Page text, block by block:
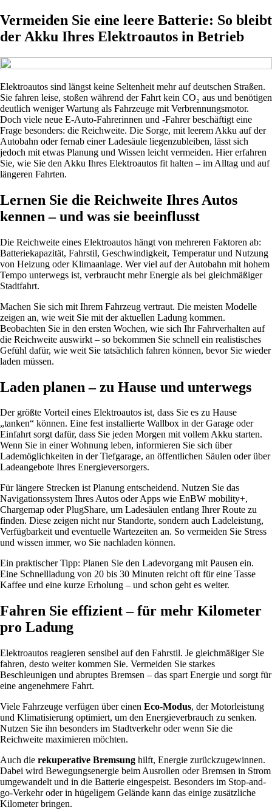
Vermeiden Sie eine leere Batterie: So bleibt
der Akku Ihres Elektroautos in Betrieb
Elektroautos sind längst keine Seltenheit mehr auf deutschen Straßen.
Sie fahren leise, stoßen während der Fahrt kein CO₂ aus und benötigen
deutlich weniger Wartung als Fahrzeuge mit Verbrennungsmotor.
Doch viele neue E-Auto-Fahrerinnen und -Fahrer beschäftigt eine
Frage besonders: die Reichweite. Die Sorge, mit leerem Akku auf der
Autobahn oder fernab einer Ladesäule liegenzubleiben, lässt sich
jedoch mit etwas Planung und Wissen leicht vermeiden. Hier erfahren
Sie, wie Sie den Akku Ihres Elektroautos fit halten – im Alltag und auf
längeren Fahrten.
Lernen Sie die Reichweite Ihres Autos
kennen – und was sie beeinflusst
Die Reichweite eines Elektroautos hängt von mehreren Faktoren ab:
Batteriekapazität, Fahrstil, Geschwindigkeit, Temperatur und Nutzung
von Heizung oder Klimaanlage. Wer viel auf der Autobahn mit hohem
Tempo unterwegs ist, verbraucht mehr Energie als bei gleichmäßiger
Stadtfahrt.
Machen Sie sich mit Ihrem Fahrzeug vertraut. Die meisten Modelle
zeigen an, wie weit Sie mit der aktuellen Ladung kommen.
Beobachten Sie in den ersten Wochen, wie sich Ihr Fahrverhalten auf
die Reichweite auswirkt – so bekommen Sie schnell ein realistisches
Gefühl dafür, wie weit Sie tatsächlich fahren können, bevor Sie wieder
laden müssen.
Laden planen – zu Hause und unterwegs
Der größte Vorteil eines Elektroautos ist, dass Sie es zu Hause
„tanken“ können. Eine fest installierte Wallbox in der Garage oder
Einfahrt sorgt dafür, dass Sie jeden Morgen mit vollem Akku starten.
Wenn Sie in einer Wohnung leben, informieren Sie sich über
Lademöglichkeiten in der Tiefgarage, an öffentlichen Säulen oder über
Ladeangebote Ihres Energieversorgers.
Für längere Strecken ist Planung entscheidend. Nutzen Sie das
Navigationssystem Ihres Autos oder Apps wie EnBW mobility+,
Chargemap oder PlugShare, um Ladesäulen entlang Ihrer Route zu
finden. Diese zeigen nicht nur Standorte, sondern auch Ladeleistung,
Verfügbarkeit und eventuelle Wartezeiten an. So vermeiden Sie Stress
und wissen immer, wo Sie nachladen können.
Ein praktischer Tipp: Planen Sie den Ladevorgang mit Pausen ein.
Eine Schnellladung von 20 bis 30 Minuten reicht oft für eine Tasse
Kaffee und eine kurze Erholung – und schon geht es weiter.
Fahren Sie effizient – für mehr Kilometer
pro Ladung
Elektroautos reagieren sensibel auf den Fahrstil. Je gleichmäßiger Sie
fahren, desto weiter kommen Sie. Vermeiden Sie starkes
Beschleunigen und abruptes Bremsen – das spart Energie und sorgt für
eine angenehmere Fahrt.
Viele Fahrzeuge verfügen über einen Eco-Modus, der Motorleistung
und Klimatisierung optimiert, um den Energieverbrauch zu senken.
Nutzen Sie ihn besonders im Stadtverkehr oder wenn Sie die
Reichweite maximieren möchten.
Auch die rekuperative Bremsung hilft, Energie zurückzugewinnen.
Dabei wird Bewegungsenergie beim Ausrollen oder Bremsen in Strom
umgewandelt und in die Batterie eingespeist. Besonders im Stop-and-
go-Verkehr oder in hügeligem Gelände kann das einige zusätzliche
Kilometer bringen.